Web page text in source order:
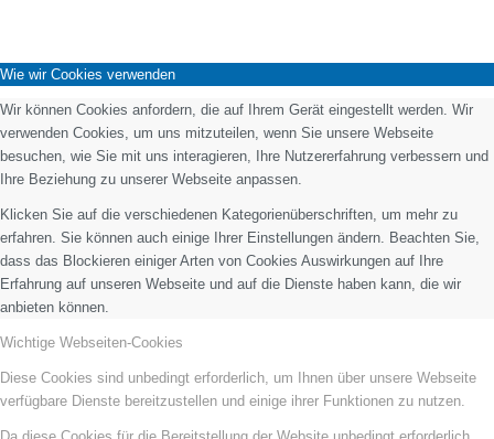
Wie wir Cookies verwenden
Wir können Cookies anfordern, die auf Ihrem Gerät eingestellt werden. Wir
verwenden Cookies, um uns mitzuteilen, wenn Sie unsere Webseite
besuchen, wie Sie mit uns interagieren, Ihre Nutzererfahrung verbessern und
Ihre Beziehung zu unserer Webseite anpassen.
Klicken Sie auf die verschiedenen Kategorienüberschriften, um mehr zu
erfahren. Sie können auch einige Ihrer Einstellungen ändern. Beachten Sie,
dass das Blockieren einiger Arten von Cookies Auswirkungen auf Ihre
Erfahrung auf unseren Webseite und auf die Dienste haben kann, die wir
anbieten können.
Wichtige Webseiten-Cookies
Diese Cookies sind unbedingt erforderlich, um Ihnen über unsere Webseite
verfügbare Dienste bereitzustellen und einige ihrer Funktionen zu nutzen.